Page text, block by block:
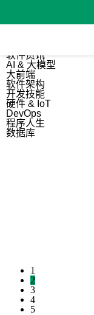
软件资讯
AI & 大模型
大前端
软件架构
开发技能
硬件 & IoT
DevOps
程序人生
数据库
1
2
3
4
5